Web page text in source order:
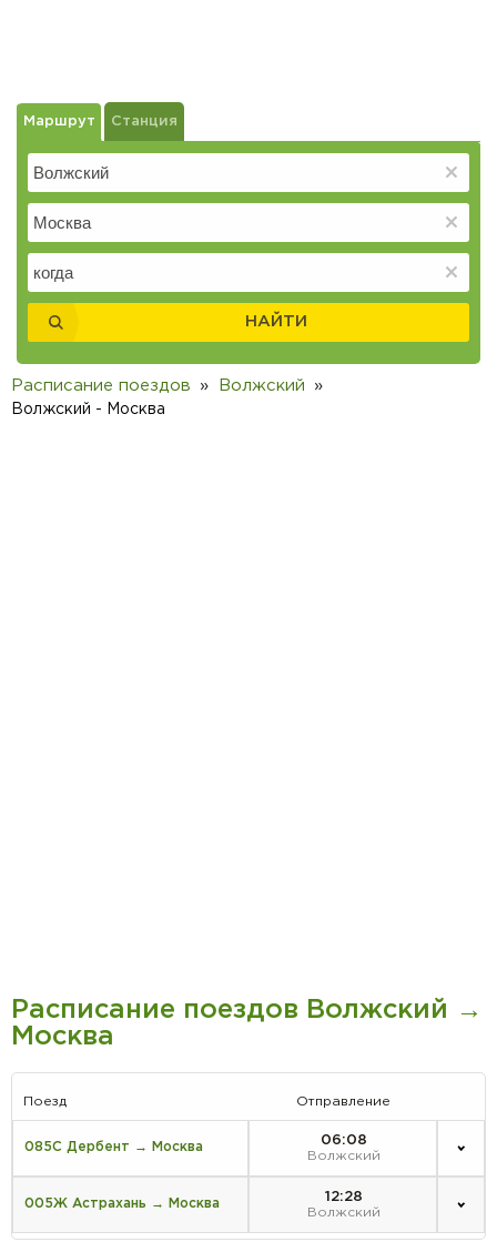
Маршрут Станция
НАЙТИ
Расписание поездов Волжский
Волжский - Москва
Расписание поездов Волжский →
Москва
Поезд Отправление
085С Дербент → Москва
06:08
Волжский
005Ж Астрахань → Москва
12:28
Волжский